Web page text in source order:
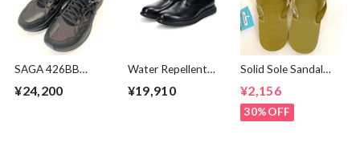
SAGA 426BB
Black
¥24,200
Water Repellent
¥19,910
Solid Sole Sandal
¥2,156
30%OFF